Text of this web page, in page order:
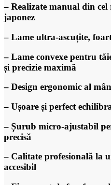
– Realizate manual din
japonez
– Lame ultra-ascuțite,
– Lame convexe pentru
și precizie maximă
– Design ergonomic al
– Ușoare și perfect
– Șurub micro-ajustabil
precisă
– Calitate profesională la
accesibil